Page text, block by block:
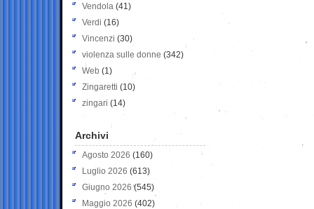
Vendola (41)
Verdi (16)
Vincenzi (30)
violenza sulle donne (342)
Web (1)
Zingaretti (10)
zingari (14)
Archivi
Agosto 2026 (160)
Luglio 2026 (613)
Giugno 2026 (545)
Maggio 2026 (402)